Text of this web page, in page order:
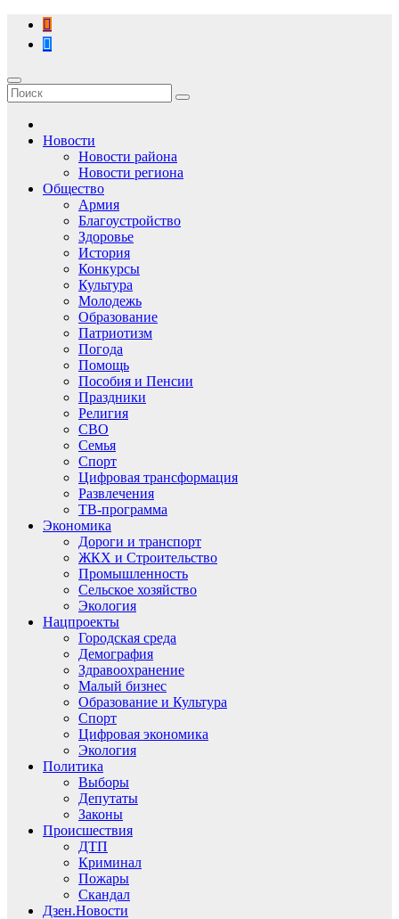
Перейти
содержимому
Новости
Новости района
Новости региона
Общество
Армия
Благоустройство
Здоровье
История
Конкурсы
Культура
Молодежь
Образование
Патриотизм
Погода
Помощь
Пособия и Пенсии
Праздники
Религия
СВО
Семья
Спорт
Цифровая трансформация
Развлечения
ТВ-программа
Экономика
Дороги и транспорт
ЖКХ и Строительство
Промышленность
Сельское хозяйство
Экология
Нацпроекты
Городская среда
Демография
Здравоохранение
Малый бизнес
Образование и Культура
Спорт
Цифровая экономика
Экология
Политика
Выборы
Депутаты
Законы
Происшествия
ДТП
Криминал
Пожары
Скандал
Дзен.Новости